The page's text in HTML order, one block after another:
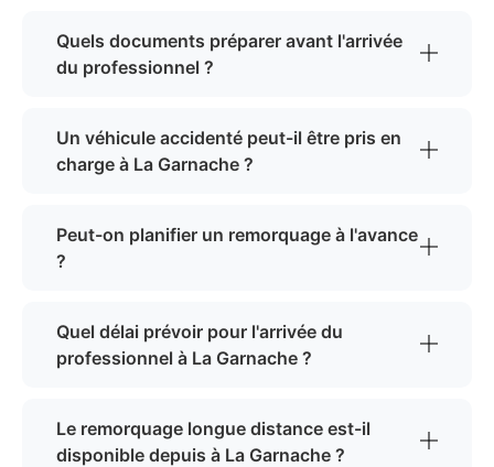
Quels documents préparer avant l'arrivée
du professionnel ?
Un véhicule accidenté peut-il être pris en
charge à La Garnache ?
Peut-on planifier un remorquage à l'avance
?
Quel délai prévoir pour l'arrivée du
professionnel à La Garnache ?
Le remorquage longue distance est-il
disponible depuis à La Garnache ?